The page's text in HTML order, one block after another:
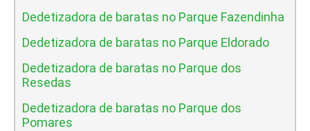
Dedetizadora de baratas no Parque Fazendinha
Dedetizadora de baratas no Parque Eldorado
Dedetizadora de baratas no Parque dos
Resedas
Dedetizadora de baratas no Parque dos
Pomares